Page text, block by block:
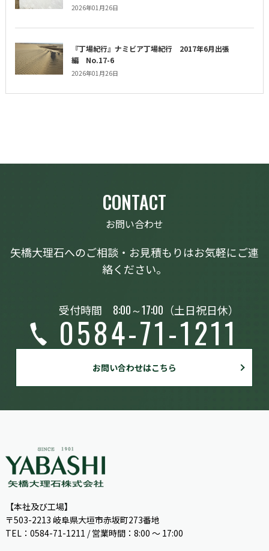
2026年01月26日
『丁場紀行』ナミビア丁場紀行 2017年6月出張
編 No.17-6
2026年01月26日
CONTACT
お問い合わせ
矢橋大理石へのご相談・お見積もりはお気軽にご連
絡ください。
受付時間 8:00～17:00 （土日祝日休）
0584-71-1211
お問い合わせはこちら
【本社及び工場】
〒503-2213 岐阜県大垣市赤坂町273番地
TEL：0584-71-1211 / 営業時間：8:00 ～ 17:00